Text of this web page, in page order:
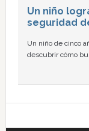
Un niño
seguridad
Un niño de cinco
descubrir cómo